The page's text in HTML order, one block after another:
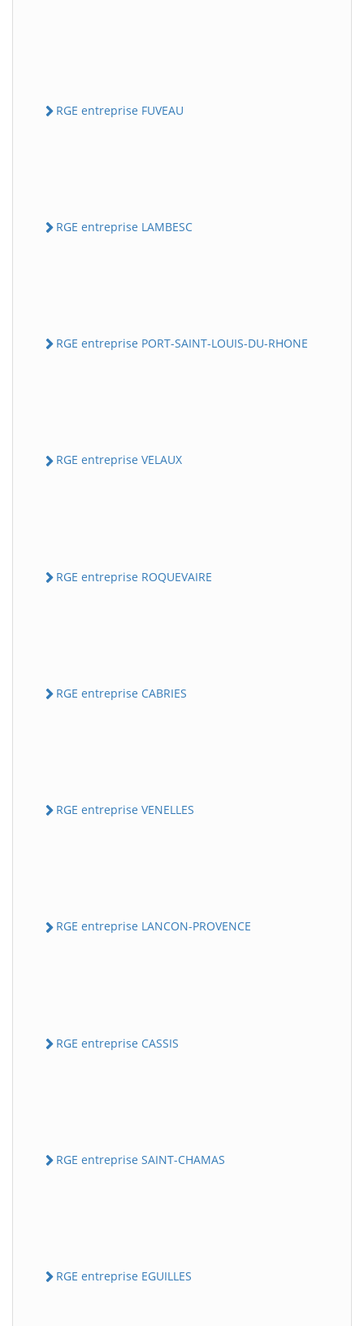
RGE entreprise FUVEAU
RGE entreprise LAMBESC
RGE entreprise PORT-SAINT-LOUIS-DU-RHONE
RGE entreprise VELAUX
RGE entreprise ROQUEVAIRE
RGE entreprise CABRIES
RGE entreprise VENELLES
RGE entreprise LANCON-PROVENCE
RGE entreprise CASSIS
RGE entreprise SAINT-CHAMAS
RGE entreprise EGUILLES